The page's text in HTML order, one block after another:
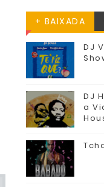
+ BAIXADA
DJ
DJ
a